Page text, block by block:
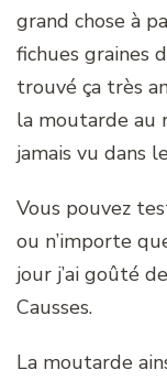
grand chose à
fichues graines
trouvé ça très
la moutarde au
jamais vu dans
Vous pouvez
ou n’importe
jour j’ai goûté
Causses.
La moutarde